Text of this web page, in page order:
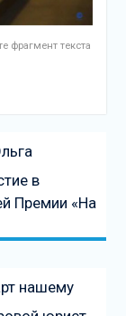
фрагмент текста
в
Премии «На
нашему